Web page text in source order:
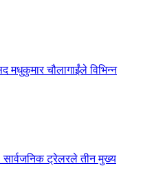
चौलागाईंले विभिन्न
सार्वजनिक ट्रेलरले तीन मुख्य